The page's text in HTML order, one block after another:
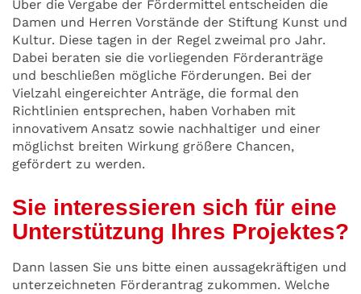
Über die Vergabe der Fördermittel entscheiden die
Damen und Herren Vorstände der Stiftung Kunst und
Kultur. Diese tagen in der Regel zweimal pro Jahr.
Dabei beraten sie die vorliegenden Förderanträge
und beschließen mögliche Förderungen. Bei der
Vielzahl eingereichter Anträge, die formal den
Richtlinien entsprechen, haben Vorhaben mit
innovativem Ansatz sowie nachhaltiger und einer
möglichst breiten Wirkung größere Chancen,
gefördert zu werden.
Sie interessieren sich für eine
Unterstützung Ihres Projektes?
Dann lassen Sie uns bitte einen aussagekräftigen und
unterzeichneten Förderantrag zukommen. Welche